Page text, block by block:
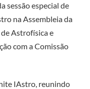
sessão especial de
na Assembleia da
Astrofísica e
com a Comissão
IAstro, reunindo